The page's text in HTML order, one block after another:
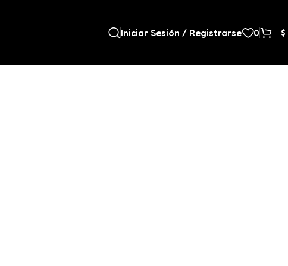
Iniciar Sesión / Registrarse 0 $